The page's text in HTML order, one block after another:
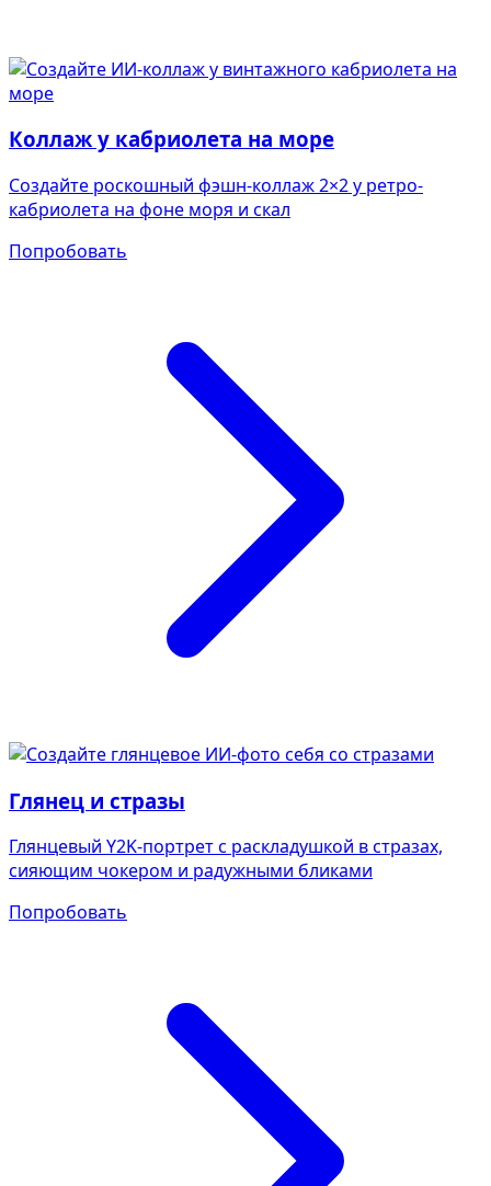
Коллаж у кабриолета на море
Создайте роскошный фэшн-коллаж 2×2 у ретро-
кабриолета на фоне моря и скал
Попробовать
Глянец и стразы
Глянцевый Y2K-портрет с раскладушкой в стразах,
сияющим чокером и радужными бликами
Попробовать